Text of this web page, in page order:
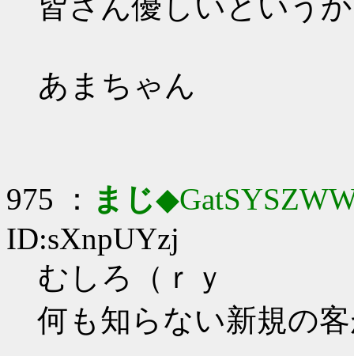
あまちゃん
975 ： まじ
ID:sXnpUYzj
むしろ（ｒｙ
何も知らない新規の